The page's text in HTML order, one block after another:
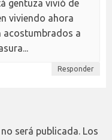
gentuza vivió de
viviendo ahora
acostumbrados a
Responder
será publicada. Los